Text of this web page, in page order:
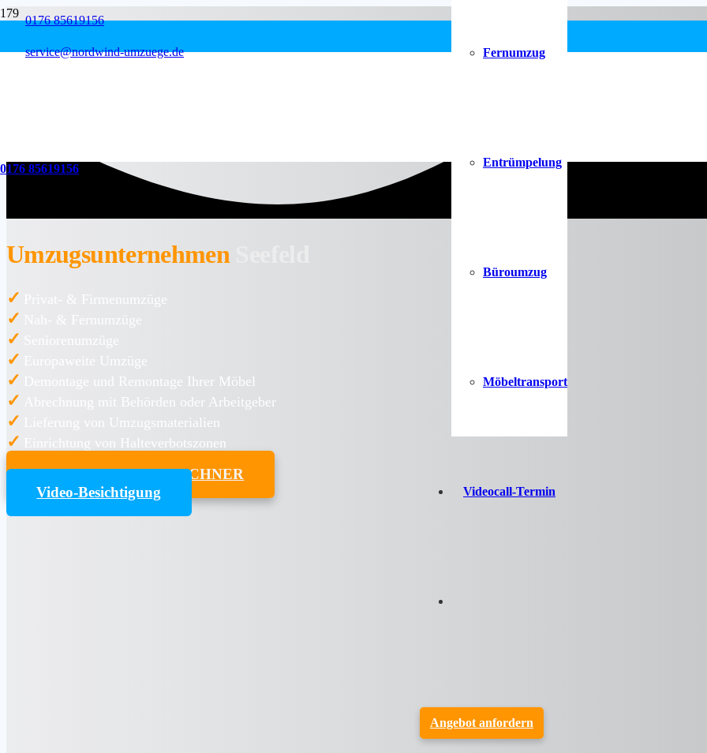
0176 85619156
service@nordwind-umzuege.de Fernumzug
Entrümpelung
Büroumzug
Möbeltransport
Videocall-Termin
Angebot anfordern
0176 85619156
UmzugsunternehmenSeefeld
✓ Privat- & Firmenumzüge
✓ Nah- & Fernumzüge
✓ Seniorenumzüge
✓ Europaweite Umzüge
✓ Demontage und Remontage Ihrer Möbel
✓ Abrechnung mit Behörden oder Arbeitgeber
✓ Lieferung von Umzugsmaterialien
✓ Einrichtung von Halteverbotszonen
UMZUGSKOSTENRECHNER
Video-Besichtigung